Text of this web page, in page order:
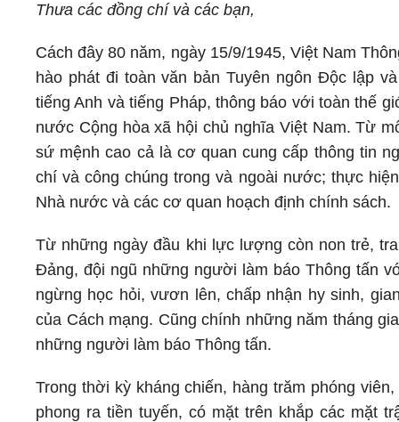
Thưa các đồng chí và các bạn,
Cách đây 80 năm, ngày 15/9/1945, Việt Nam
hào phát đi toàn văn bản Tuyên ngôn Độc lập
tiếng Anh và tiếng Pháp, thông báo với toàn thế
nước Cộng hòa xã hội chủ nghĩa Việt Nam. Từ
sứ mệnh cao cả là cơ quan cung cấp thông tin
chí và công chúng trong và ngoài nước; thực
Nhà nước và các cơ quan hoạch định chính sách.
Từ những ngày đầu khi lực lượng còn non trẻ,
Đảng, đội ngũ những người làm báo Thông tấn
ngừng học hỏi, vươn lên, chấp nhận hy sinh,
của Cách mạng. Cũng chính những năm tháng
những người làm báo Thông tấn.
Trong thời kỳ kháng chiến, hàng trăm phóng
phong ra tiền tuyến, có mặt trên khắp các mặt